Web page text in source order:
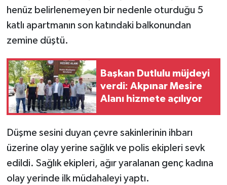
henüz belirlenemeyen bir nedenle oturduğu 5
katlı apartmanın son katındaki balkonundan
zemine düştü.
Başkan Dutlulu müjdeyi
verdi: Akpınar Mesire
Alanı hizmete açılıyor
Düşme sesini duyan çevre sakinlerinin ihbarı
üzerine olay yerine sağlık ve polis ekipleri sevk
edildi. Sağlık ekipleri, ağır yaralanan genç kadına
olay yerinde ilk müdahaleyi yaptı.